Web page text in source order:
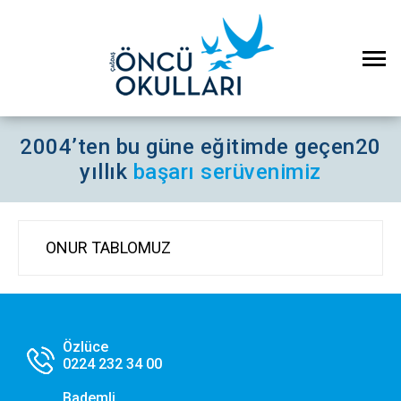
2004’ten bu güne eğitimde geçen20
yıllık başarı serüvenimiz
ONUR TABLOMUZ
Özlüce
0224 232 34 00
×
Aşağıdaki paneli kullanarak web sitemizde aktif olmasını
istediğiniz çerez türlerini özelleştirebilirsiniz. Değişikliklerin geçerli
olması için kaydetmeniz yeterlidir.